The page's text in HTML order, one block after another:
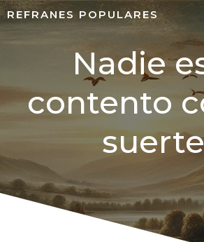
REFRANES POPULARES
Nadie
contento